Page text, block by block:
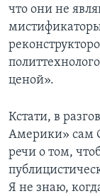
что они не
ценой».
Кстати, в
Америки» сам
речи о том,
Я не знаю,